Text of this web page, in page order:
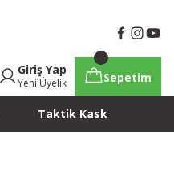
Giriş Yap
Yeni Üyelik Sepetim
Taktik Kask